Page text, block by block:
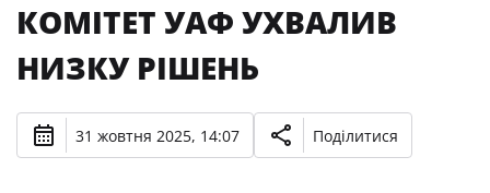
КОМІТЕТ УАФ УХВАЛИВ
НИЗКУ РІШЕНЬ
31 жовтня 2025, 14:07 Поділитися